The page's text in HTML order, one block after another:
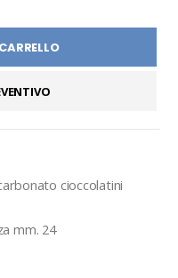
cioccolatini
mm. 24